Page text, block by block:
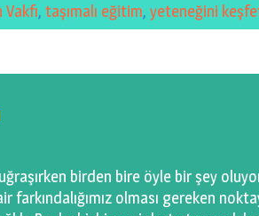
, taşımalı eğitim, yeteneğini
uğraşırken birden bire öyle bir şey
olması gereken